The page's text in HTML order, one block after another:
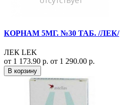
КОРНАМ 5МГ. №30 ТАБ. /ЛЕК/
ЛЕК LEK
от 1 173.90 р. от 1 290.00 р.
В корзину